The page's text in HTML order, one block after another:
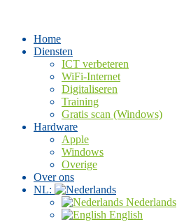
contentHome
Diensten
ICT verbeteren
WiFi-Internet
Digitaliseren
Training
Gratis scan (Windows)
Hardware
Apple
Windows
Overige
Over ons
NL:
Nederlands
English